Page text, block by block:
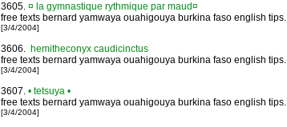
3605. ¤ la gymnastique rythmique par maud¤
free texts bernard yamwaya ouahigouya burkina faso english tips.
[3/4/2004]
3606. hemitheconyx caudicinctus
free texts bernard yamwaya ouahigouya burkina faso english tips.
[3/4/2004]
3607. • tetsuya •
free texts bernard yamwaya ouahigouya burkina faso english tips.
[3/4/2004]